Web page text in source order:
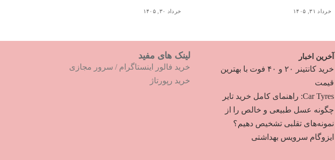
خرداد ۳۱, ۱۴۰۵ خرداد ۳۰, ۱۴۰۵
آخرین اخبار
خرید کانتینر ۲۰ و ۴۰ فوت با بهترین
قیمت
Car Tyres: راهنمای کامل خرید تایر
چگونه عسل طبیعی و خالص را از
نمونه‌های تقلبی تشخیص دهیم؟
ایزوگام سرویس بهداشتی
لینک های مفید
خرید فالور اینستاگرام / سرور مجازی
خرید رپورتاژ